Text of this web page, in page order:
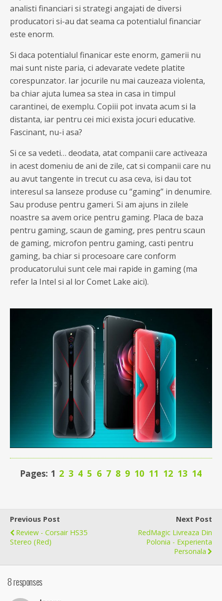
analisti financiari si strategi angajati de diversi
producatori si-au dat seama ca potentialul financiar
este enorm.
Si daca potentialul finanicar este enorm, gamerii nu
mai sunt niste paria, ci adevarate vedete platite
corespunzator. Iar jocurile nu mai cauzeaza violenta,
ba chiar ajuta lumea sa stea in casa in timpul
carantinei, de exemplu. Copiii pot invata acum si la
distanta, iar pentru cei mici exista jocuri educative.
Fascinant, nu-i asa?
Si ce sa vedeti… deodata, atat companii care activeaza
in acest domeniu de ani de zile, cat si companii care nu
au avut tangente in trecut cu asa ceva, isi dau tot
interesul sa lanseze produse cu “gaming” in denumire.
Sau produse pentru gameri. Si am ajuns in zilele
noastre sa avem orice pentru gaming. Placa de baza
pentru gaming, scaun de gaming, pres pentru scaun
de gaming, microfon pentru gaming, casti pentru
gaming, ba chiar si procesoare care conform
producatorului sunt cele mai rapide in gaming (ma
refer la Intel si al lor Comet Lake aici).
Pages: 1 2 3 4 5 6 7 8 9 10 11 12 13 14
Previous Post
Review - Corsair HS35
Stereo (Red)
Next Post
RedMagic Livreaza Din
Polonia - Experienta
Personala
8 responses